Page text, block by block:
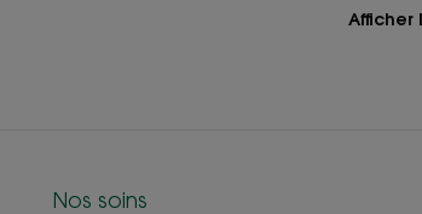
Afficher
Nos soins